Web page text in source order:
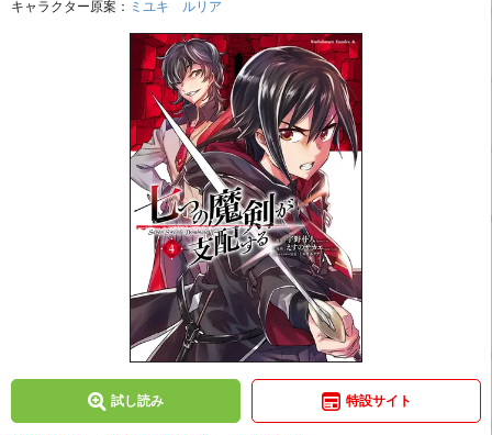
キャラクター原案： ミユキ ルリア
試し読み 特設サイト